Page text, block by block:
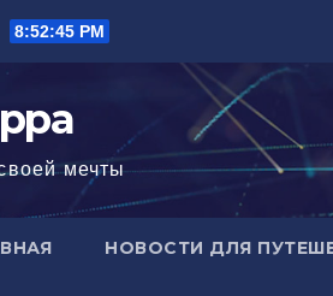
8:52:46 PM
мечты
НОВОСТИ ДЛЯ